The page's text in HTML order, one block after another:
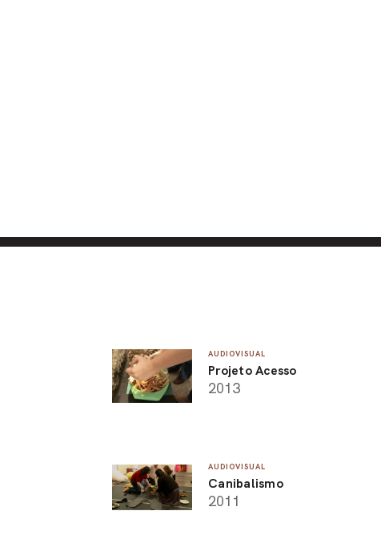
AUDIOVISUAL
Projeto Acesso
2013
AUDIOVISUAL
Canibalismo
2011